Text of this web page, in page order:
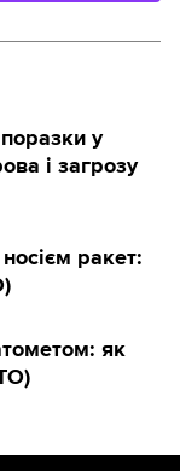
у
і загрозу
ракет:
як